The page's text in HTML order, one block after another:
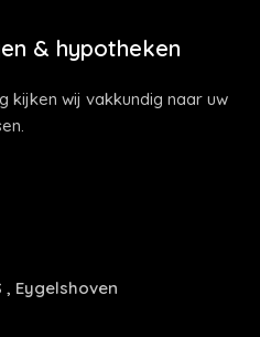
& hypotheken
kijken wij vakkundig naar uw
, Eygelshoven